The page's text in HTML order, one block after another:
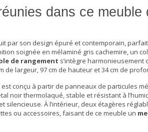
dans ce
par son design épuré et contemporain,
soignée en mélaminé gris cachemire, un
de rangement s’intègre harmonieusement
de largeur, 97 cm de hauteur et 34 cm de
conçu à partir de panneaux de particules
noir thermolaqué, stable et résistant à
silencieuse. À l’intérieur, deux étagères
ou accessoires, faisant de ce meuble un